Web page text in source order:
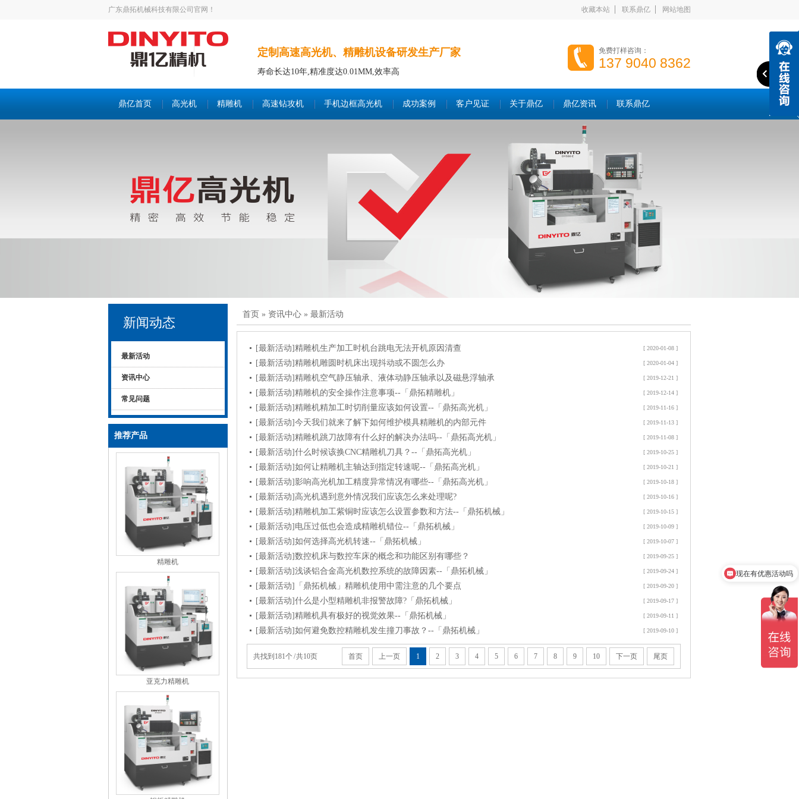
广东鼎拓机械科技有限公司官网！ 收藏本站 联系鼎亿 网站地图
定制高速高光机、精雕机设备研发生产厂家
寿命长达10年,精准度达0.01MM,效率高
免费打样咨询：
137 9040 8362
鼎亿首页 高光机 精雕机 高速钻攻机 手机边框高光机 成功案例 客户见证 关于鼎亿 鼎亿资讯 联系鼎亿
新闻动态
最新活动
资讯中心
常见问题
推荐产品
精雕机
亚克力精雕机
首页 » 资讯中心 » 最新活动
[最新活动]精雕机生产加工时机台跳电无法开机原因清查 [ 2020-01-08 ]
[最新活动]精雕机雕圆时机床出现抖动或不圆怎么办 [ 2020-01-04 ]
[最新活动]精雕机空气静压轴承、液体动静压轴承以及磁悬浮轴承 [ 2019-12-21 ]
[最新活动]精雕机的安全操作注意事项--「鼎拓精雕机」 [ 2019-12-14 ]
[最新活动]精雕机精加工时切削量应该如何设置--「鼎拓高光机」 [ 2019-11-16 ]
[最新活动]今天我们就来了解下如何维护模具精雕机的内部元件 [ 2019-11-13 ]
[最新活动]精雕机跳刀故障有什么好的解决办法吗--「鼎拓高光机」 [ 2019-11-08 ]
[最新活动]什么时候该换CNC精雕机刀具？--「鼎拓高光机」 [ 2019-10-25 ]
[最新活动]如何让精雕机主轴达到指定转速呢--「鼎拓高光机」 [ 2019-10-21 ]
[最新活动]影响高光机加工精度异常情况有哪些--「鼎拓高光机」 [ 2019-10-18 ]
[最新活动]高光机遇到意外情况我们应该怎么来处理呢? [ 2019-10-16 ]
[最新活动]精雕机加工紫铜时应该怎么设置参数和方法--「鼎拓机械」 [ 2019-10-15 ]
[最新活动]电压过低也会造成精雕机错位--「鼎拓机械」 [ 2019-10-09 ]
[最新活动]如何选择高光机转速--「鼎拓机械」 [ 2019-10-07 ]
[最新活动]数控机床与数控车床的概念和功能区别有哪些？ [ 2019-09-25 ]
[最新活动]浅谈铝合金高光机数控系统的故障因素--「鼎拓机械」 [ 2019-09-24 ]
[最新活动]「鼎拓机械」精雕机使用中需注意的几个要点 [ 2019-09-20 ]
[最新活动]什么是小型精雕机非报警故障?「鼎拓机械」 [ 2019-09-17 ]
[最新活动]精雕机具有极好的视觉效果--「鼎拓机械」 [ 2019-09-11 ]
[最新活动]如何避免数控精雕机发生撞刀事故？--「鼎拓机械」 [ 2019-09-10 ]
共找到181个 / 共10页 首页 上一页 1 2 3 4 5 6 7 8 9 10 下一页 尾页
可以介绍下你们的产品么